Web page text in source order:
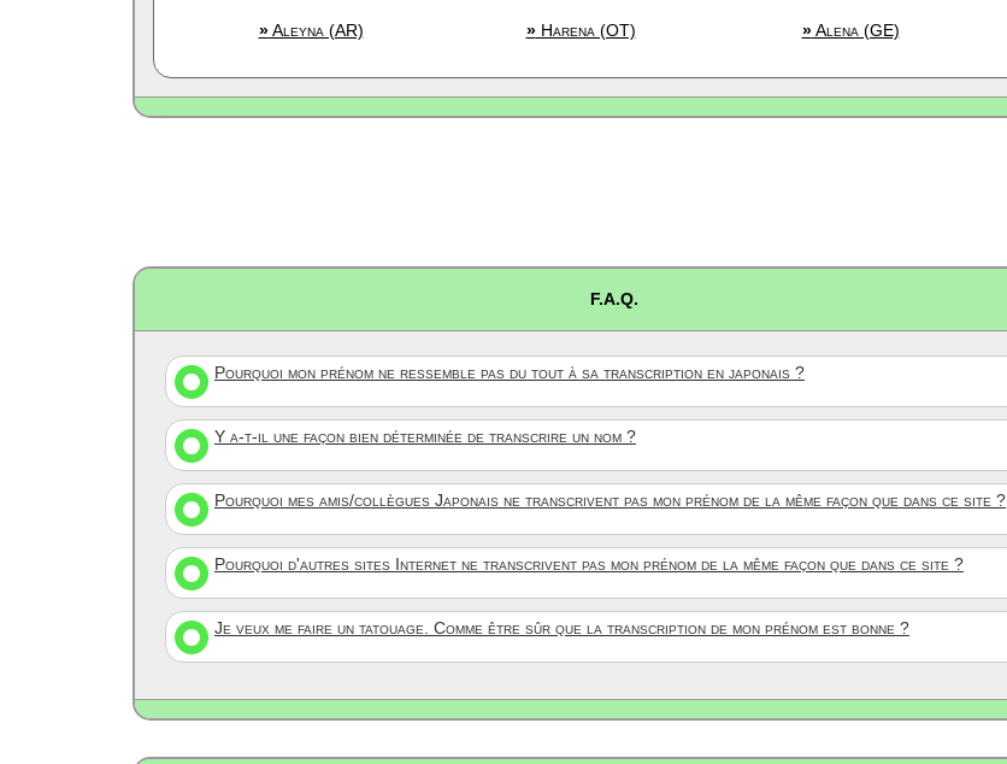
»Aleyna (AR) »Harena (OT) »Alena (GE)
F.A.Q.
Pourquoi mon prénom ne ressemble pas du tout à sa transcription en japonais ?
Y a-t-il une façon bien déterminée de transcrire un nom ?
Pourquoi mes amis/collègues Japonais ne transcrivent pas mon prénom de la même façon que dans ce site ?
Pourquoi d'autres sites Internet ne transcrivent pas mon prénom de la même façon que dans ce site ?
Je veux me faire un tatouage. Comme être sûr que la transcription de mon prénom est bonne ?